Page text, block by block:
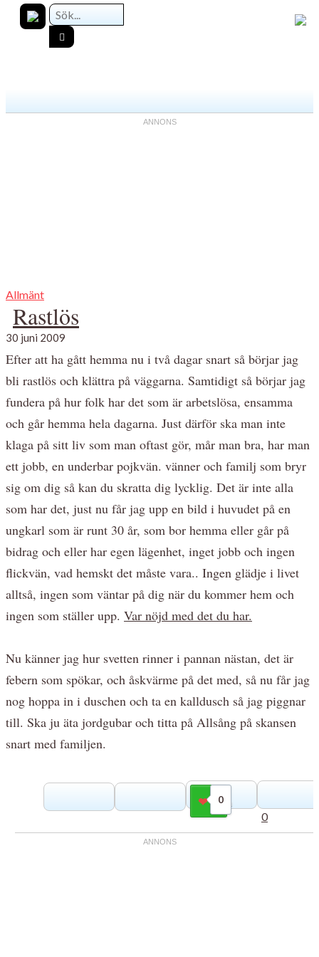
Allmänt
Rastlös
30 juni 2009
Efter att ha gått hemma nu i två dagar snart så börjar jag
bli rastlös och klättra på väggarna. Samtidigt så börjar jag
fundera på hur folk har det som är arbetslösa, ensamma
och går hemma hela dagarna. Just därför ska man inte
klaga på sitt liv som man oftast gör, mår man bra, har man
ett jobb, en underbar pojkvän. vänner och familj som bryr
sig om dig så kan du skratta dig lycklig. Det är inte alla
som har det, just nu får jag upp en bild i huvudet på en
ungkarl som är runt 30 år, som bor hemma eller går på
bidrag och eller har egen lägenhet, inget jobb och ingen
flickvän, vad hemskt det måste vara.. Ingen glädje i livet
alltså, ingen som väntar på dig när du kommer hem och
ingen som ställer upp. Var nöjd med det du har.
Nu känner jag hur svetten rinner i pannan nästan, det är
febern som spökar, och åskvärme på det med, så nu får jag
nog hoppa in i duschen och ta en kalldusch så jag piggnar
till. Ska ju äta jordgubar och titta på Allsång på skansen
snart med familjen.
0
Gilla
0